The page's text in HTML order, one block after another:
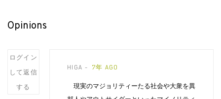
Opinions
Post
comment
ログイン
して返信
する
HIGA 7年 AGO
現実のマジョリティーたる社会や大衆を異